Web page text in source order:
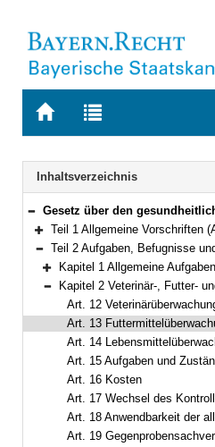
Zur
BAYERN.RECHT
Zur
letzten
Suche
Navigation
Inhaltsverzeichnis
Bereich reduzieren
Gesetz über den gesundheitlichen Verbraucherschutz und das Veterinärwesen
Bereich erweitern
Teil 1 Allgemeine Vorschriften
Bereich reduzieren
Teil 2 Aufgaben, Befugnisse und
Bereich erweitern
Kapitel 1 Allgemeine
Bereich reduzieren
Kapitel 2 Veterinär-, Futter- und
Art. 12
Art. 13
Art. 14
Art. 15 Aufgaben und Zuständigkeiten
Art. 16 Kosten
Art. 17 Wechsel des
Art. 18 Anwendbarkeit der
Art. 19